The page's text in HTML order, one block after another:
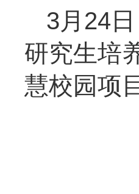
3月24
研究生培
慧校园项